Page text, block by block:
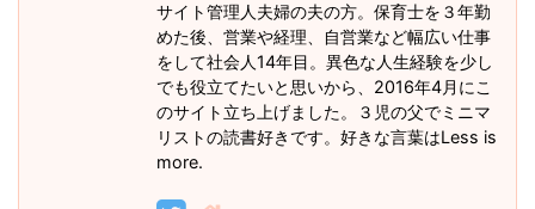
サイト管理人夫婦の夫の方。保育士を３年勤
めた後、営業や経理、自営業など幅広い仕事
をして社会人14年目。異色な人生経験を少し
でも役立てたいと思いから、2016年4月にこ
のサイト立ち上げました。３児の父でミニマ
リストの読書好きです。好きな言葉はLess is
more.